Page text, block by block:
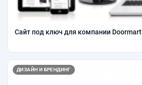
Сайт под ключ для компании Doormart
ДИЗАЙН И БРЕНДИНГ